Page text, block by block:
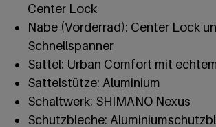
Center Lock
Nabe (Vorderrad): Center Lock
Schnellspanner
Sattel: Urban Comfort mit
Sattelstütze: Aluminium
Schaltwerk: SHIMANO Nexus
Schutzbleche: